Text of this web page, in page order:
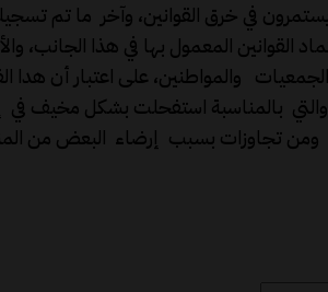
القوانين المعمول بها في هذا الجانب،
والمواطنين، على اعتبار أن هدا
بالمناسبة استفحلت بشكل مخيف
ومن تجاوزات بسبب إرضاء البعض من